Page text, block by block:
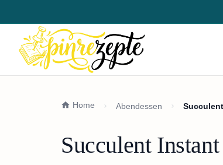
Home Abendessen
Succulent